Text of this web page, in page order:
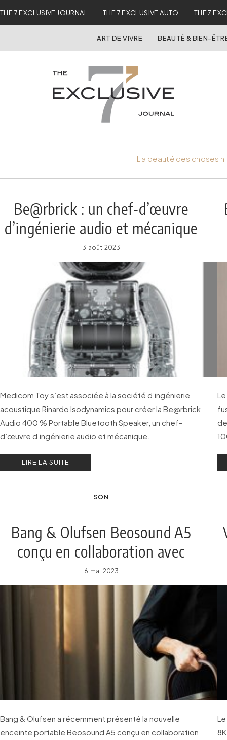
THE 7 EXCLUSIVE JOURNAL THE 7 EXCLUSIVE AUTO THE 7
ART DE VIVRE BEAUTÉ & BIEN-
La beauté des choses
Be@rbrick : un chef-d’œuvre
d’ingénierie audio et mécanique
3 août 2023
Medicom Toy s’est associée à la société d’ingénierie
acoustique Rinardo Isodynamics pour créer la Be@rbrick
Audio 400 % Portable Bluetooth Speaker, un chef-
d’œuvre d’ingénierie audio et mécanique.
LIRE LA SUITE
SON
Bang & Olufsen Beosound A5
conçu en collaboration avec
GamFratesi
6 mai 2023
Bang & Olufsen a récemment présenté la nouvelle
enceinte portable Beosound A5 conçu en collaboration